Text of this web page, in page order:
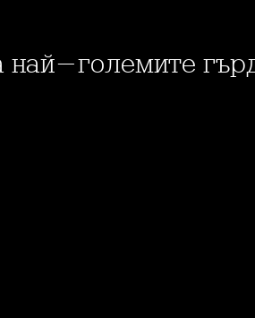
най-големите